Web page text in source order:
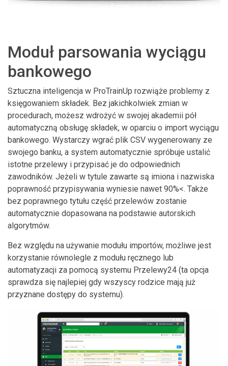
Moduł parsowania wyciągu
bankowego
Sztuczna inteligencja w ProTrainUp rozwiąże problemy z
księgowaniem składek. Bez jakichkolwiek zmian w
procedurach, możesz wdrożyć w swojej akademii pół
automatyczną obsługę składek, w oparciu o import wyciągu
bankowego. Wystarczy wgrać plik CSV wygenerowany ze
swojego banku, a system automatycznie spróbuje ustalić
istotne przelewy i przypisać je do odpowiednich
zawodników. Jeżeli w tytule zawarte są imiona i nazwiska
poprawność przypisywania wyniesie nawet 90%<. Także
bez poprawnego tytułu część przelewów zostanie
automatycznie dopasowana na podstawie autorskich
algorytmów.
Bez względu na używanie modułu importów, możliwe jest
korzystanie równolegle z modułu ręcznego lub
automatyzacji za pomocą systemu Przelewy24 (ta opcja
sprawdza się najlepiej gdy wszyscy rodzice mają już
przyznane dostępy do systemu).